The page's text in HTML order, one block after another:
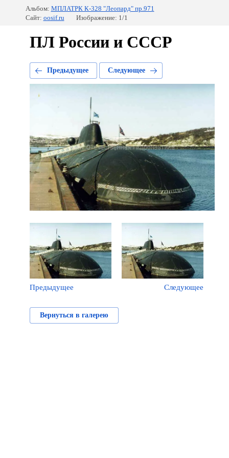
Альбом: МПЛАТРК К-328 "Леопард" пр.971
Сайт: oosif.ru Изображение: 1/1
ПЛ России и СССР
Предыдущее Следующее
Предыдущее Следующее
Вернуться в галерею